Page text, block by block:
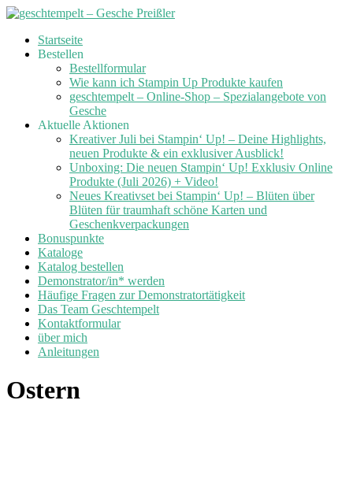
Skip
Startseite
Bestellen
Bestellformular
Wie kann ich Stampin Up Produkte kaufen
geschtempelt – Online-Shop – Spezialangebote von
Gesche
Aktuelle Aktionen
Kreativer Juli bei Stampin‘ Up! – Deine Highlights,
neuen Produkte & ein exklusiver Ausblick!
Unboxing: Die neuen Stampin‘ Up! Exklusiv Online
Produkte (Juli 2026) + Video!
Neues Kreativset bei Stampin‘ Up! – Blüten über
Blüten für traumhaft schöne Karten und
Geschenkverpackungen
Bonuspunkte
Kataloge
Katalog bestellen
Demonstrator/in* werden
Häufige Fragen zur Demonstratortätigkeit
Das Team Geschtempelt
Kontaktformular
über mich
Anleitungen
Ostern